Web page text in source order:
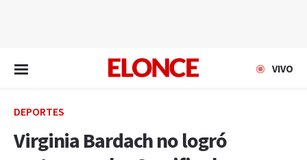
VIVO
DEPORTES
Virginia Bardach no logró